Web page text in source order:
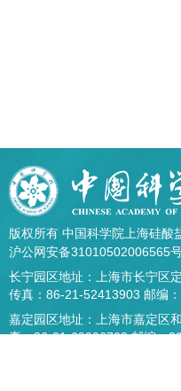
版权所有 中国科学院上海硅酸
沪公网安备31010502006565
长宁园区地址：上海市长宁区
传真：86-21-52413903 邮编
嘉定园区地址：上海市嘉定区
真：86-21-69906700 邮编：